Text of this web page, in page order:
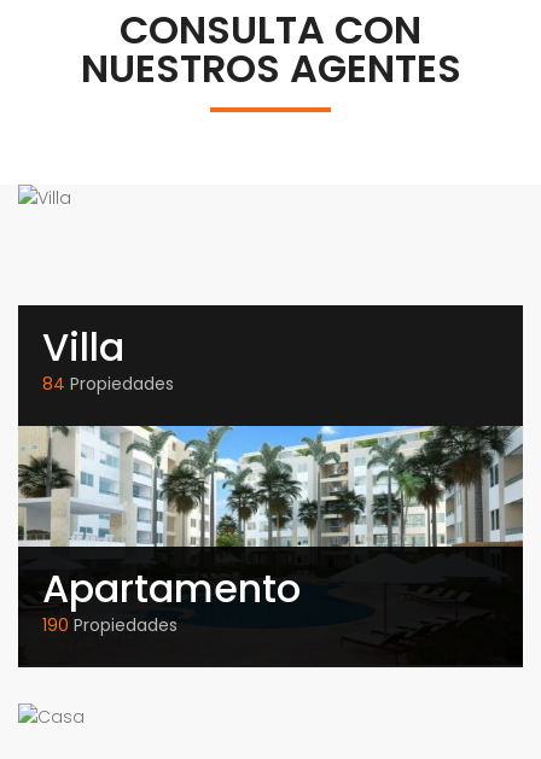
CONSULTA CON
NUESTROS AGENTES
Villa
84 Propiedades
Apartamento
190 Propiedades